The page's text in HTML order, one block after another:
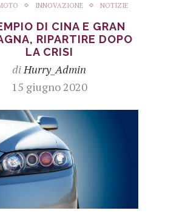
INNOVAZIONE NOTIZIE
DI CINA E GRAN
RIPARTIRE DOPO
LA CRISI
diHurry_Admin
15 giugno 2020